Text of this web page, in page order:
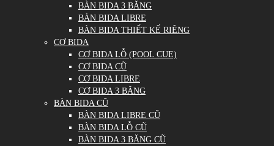
BÀN BIDA 3 BĂNG
BÀN BIDA LIBRE
BÀN BIDA THIẾT KẾ RIÊNG
CƠ BIDA
CƠ BIDA LỖ (POOL CUE)
CƠ BIDA CŨ
CƠ BIDA LIBRE
CƠ BIDA 3 BĂNG
BÀN BIDA CŨ
BÀN BIDA LIBRE CŨ
BÀN BIDA LỖ CŨ
BÀN BIDA 3 BĂNG CŨ